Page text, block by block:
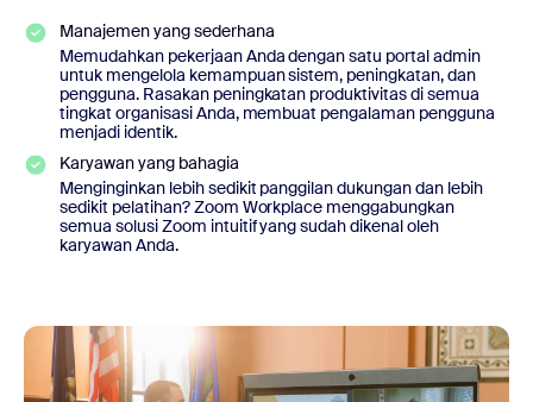
Manajemen yang sederhana
Memudahkan pekerjaan Anda dengan satu portal admin
untuk mengelola kemampuan sistem, peningkatan, dan
pengguna. Rasakan peningkatan produktivitas di semua
tingkat organisasi Anda, membuat pengalaman pengguna
menjadi identik.
Karyawan yang bahagia
Menginginkan lebih sedikit panggilan dukungan dan lebih
sedikit pelatihan? Zoom Workplace menggabungkan
semua solusi Zoom intuitif yang sudah dikenal oleh
karyawan Anda.